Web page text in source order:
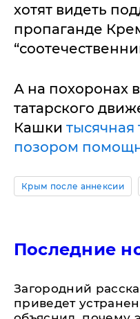
хотят видеть
пропаганде
А на похоронах
татарского
Кашки тысячная
позором
Крым после аннексии
Последние
Загородний
приведет